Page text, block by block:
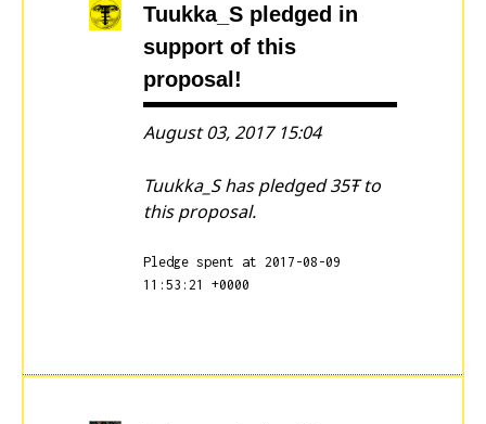
Tuukka_S pledged in
support of this
proposal!
August 03, 2017 15:04
Tuukka_S has pledged 35Ŧ to
this proposal.
Pledge spent at 2017-08-09
11:53:21 +0000